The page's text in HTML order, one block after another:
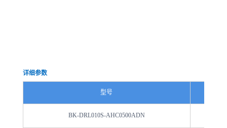
详细参数
型号
BK-DRL010S-AHC0500ADN